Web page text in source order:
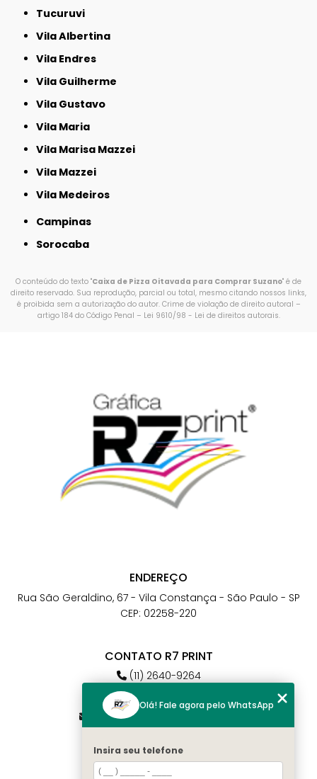
Tucuruvi
Vila Albertina
Vila Endres
Vila Guilherme
Vila Gustavo
Vila Maria
Vila Marisa Mazzei
Vila Mazzei
Vila Medeiros
Campinas
Sorocaba
O conteúdo do texto "Caixa de Pizza Oitavada para Comprar Suzano" é de
direito reservado. Sua reprodução, parcial ou total, mesmo citando nossos links,
é proibida sem a autorização do autor. Crime de violação de direito autoral –
artigo 184 do Código Penal – Lei 9610/98 - Lei de direitos autorais.
ENDEREÇO
Rua São Geraldino, 67 - Vila Constança - São Paulo - SP
CEP: 02258-220
CONTATO R7 PRINT
(11) 2640-9264
(11) 98784-6664
atendimento@r7print.com.br
MENU
Olá! Fale agora pelo WhatsApp
Insira seu telefone